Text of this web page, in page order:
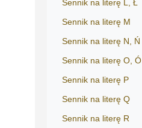
Sennik na literę L, Ł
Sennik na literę M
Sennik na literę N, Ń
Sennik na literę O, Ó
Sennik na literę P
Sennik na literę Q
Sennik na literę R